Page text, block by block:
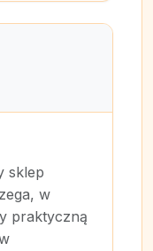
sklep
w
praktyczną